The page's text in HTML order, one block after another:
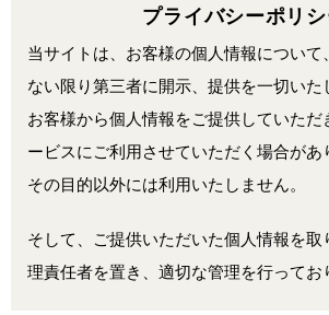
プライバシーポリ
当サイトは、お客様の個人情報について
ない限り第三者に開示、提供を一切いた
お客様から個人情報をご提供していただ
ービスにご利用させていただく場合があ
その目的以外には利用いたしません。
そして、ご提供いただいた個人情報を取
理責任者を置き、適切な管理を行ってお